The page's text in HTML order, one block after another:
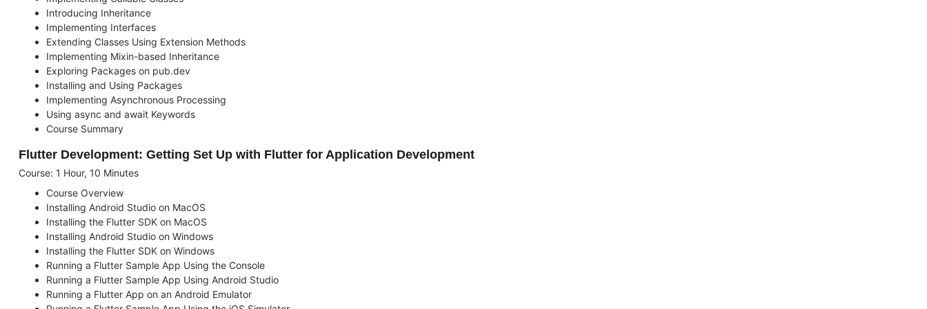
Introducing Inheritance
Implementing Interfaces
Extending Classes Using Extension Methods
Implementing Mixin-based Inheritance
Exploring Packages on pub.dev
Installing and Using Packages
Implementing Asynchronous Processing
Using async and await Keywords
Course Summary
Flutter Development: Getting Set Up with Flutter for Application Development
Course: 1 Hour, 10 Minutes
Course Overview
Installing Android Studio on MacOS
Installing the Flutter SDK on MacOS
Installing Android Studio on Windows
Installing the Flutter SDK on Windows
Running a Flutter Sample App Using the Console
Running a Flutter Sample App Using Android Studio
Running a Flutter App on an Android Emulator